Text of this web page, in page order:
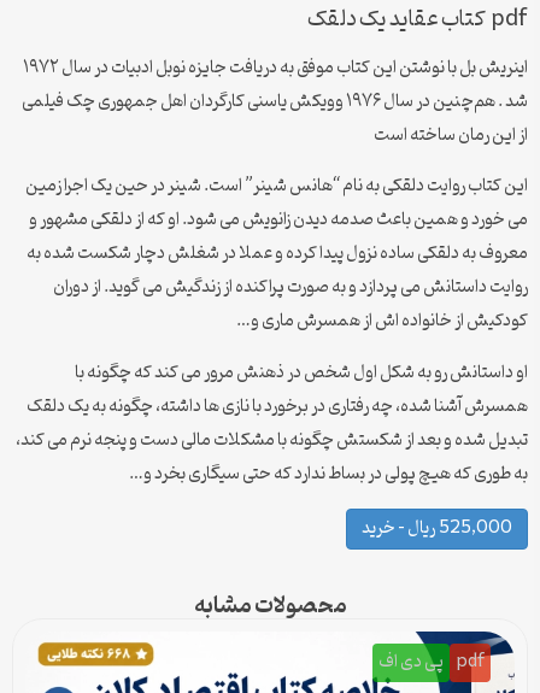
pdf کتاب عقاید یک دلقک
اینریش بل با نوشتن این کتاب موفق به دریافت جایزه نوبل ادبیات در سال ۱۹۷۲
شد . هم‌چنین در سال ۱۹۷۶ وویکش یاسنی کارگردان اهل جمهوری چک فیلمی
از این رمان ساخته است
این کتاب روایت دلقکی به نام “هانس شینر” است. شینر در حین یک اجرا زمین
می خورد و همین باعث صدمه دیدن زانویش می شود. او که از دلقکی مشهور و
معروف به دلقکی ساده نزول پیدا کرده و عملا در شغلش دچار شکست شده به
روایت داستانش می پردازد و به صورت پراکنده از زندگیش می گوید. از دوران
کودکیش از خانواده اش از همسرش ماری و…
او داستانش رو به شکل اول شخص در ذهنش مرور می کند که چگونه با
همسرش آشنا شده، چه رفتاری در برخورد با نازی ها داشته، چگونه به یک دلقک
تبدیل شده و بعد از شکستش چگونه با مشکلات مالی دست و پنجه نرم می کند،
به طوری که هیچ پولی در بساط ندارد که حتی سیگاری بخرد و…
525,000 ریال – خرید
محصولات مشابه
pdf پی دی اف